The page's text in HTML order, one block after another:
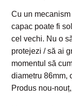
Cu un
capac poate fi
cel vechi. Nu o
protejezi / să ai
momentul să
diametru 86mm,
Produs nou-